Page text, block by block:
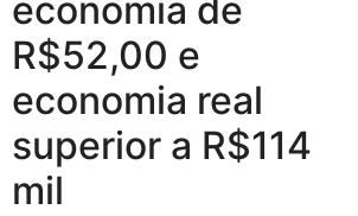
economia de
R$52,00 e
economia real
superior a R$114
mil